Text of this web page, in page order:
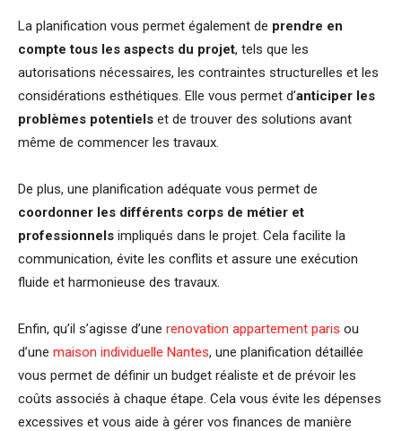
La planification vous permet également de prendre en
compte tous les aspects du projet, tels que les
autorisations nécessaires, les contraintes structurelles et les
considérations esthétiques. Elle vous permet d’anticiper les
problèmes potentiels et de trouver des solutions avant
même de commencer les travaux.
De plus, une planification adéquate vous permet de
coordonner les différents corps de métier et
professionnels impliqués dans le projet. Cela facilite la
communication, évite les conflits et assure une exécution
fluide et harmonieuse des travaux.
Enfin, qu’il s’agisse d’une renovation appartement paris ou
d’une maison individuelle Nantes, une planification détaillée
vous permet de définir un budget réaliste et de prévoir les
coûts associés à chaque étape. Cela vous évite les dépenses
excessives et vous aide à gérer vos finances de manière